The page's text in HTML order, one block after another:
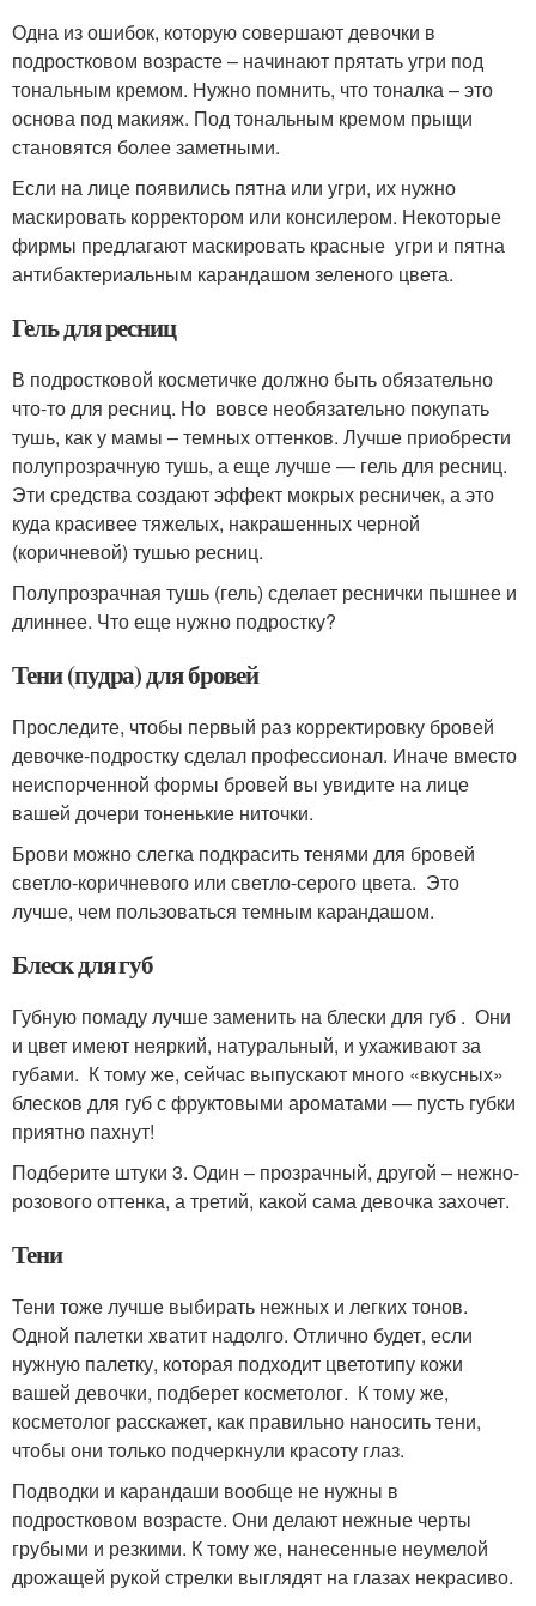
Одна из ошибок, которую совершают девочки в
подростковом возрасте – начинают прятать угри под
тональным кремом. Нужно помнить, что тоналка – это
основа под макияж. Под тональным кремом прыщи
становятся более заметными.
Если на лице появились пятна или угри, их нужно
маскировать корректором или консилером. Некоторые
фирмы предлагают маскировать красные угри и пятна
антибактериальным карандашом зеленого цвета.
Гель для ресниц
В подростковой косметичке должно быть обязательно
что-то для ресниц. Но вовсе необязательно покупать
тушь, как у мамы – темных оттенков. Лучше приобрести
полупрозрачную тушь, а еще лучше — гель для ресниц.
Эти средства создают эффект мокрых ресничек, а это
куда красивее тяжелых, накрашенных черной
(коричневой) тушью ресниц.
Полупрозрачная тушь (гель) сделает реснички пышнее и
длиннее. Что еще нужно подростку?
Тени (пудра) для бровей
Проследите, чтобы первый раз корректировку бровей
девочке-подростку сделал профессионал. Иначе вместо
неиспорченной формы бровей вы увидите на лице
вашей дочери тоненькие ниточки.
Брови можно слегка подкрасить тенями для бровей
светло-коричневого или светло-серого цвета. Это
лучше, чем пользоваться темным карандашом.
Блеск для губ
Губную помаду лучше заменить на блески для губ . Они
и цвет имеют неяркий, натуральный, и ухаживают за
губами. К тому же, сейчас выпускают много «вкусных»
блесков для губ с фруктовыми ароматами — пусть губки
приятно пахнут!
Подберите штуки 3. Один – прозрачный, другой – нежно-
розового оттенка, а третий, какой сама девочка захочет.
Тени
Тени тоже лучше выбирать нежных и легких тонов.
Одной палетки хватит надолго. Отлично будет, если
нужную палетку, которая подходит цветотипу кожи
вашей девочки, подберет косметолог. К тому же,
косметолог расскажет, как правильно наносить тени,
чтобы они только подчеркнули красоту глаз.
Подводки и карандаши вообще не нужны в
подростковом возрасте. Они делают нежные черты
грубыми и резкими. К тому же, нанесенные неумелой
дрожащей рукой стрелки выглядят на глазах некрасиво.